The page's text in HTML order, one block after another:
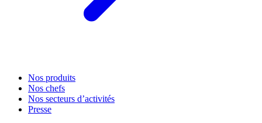
Nos produits
Nos chefs
Nos secteurs d’activités
Presse